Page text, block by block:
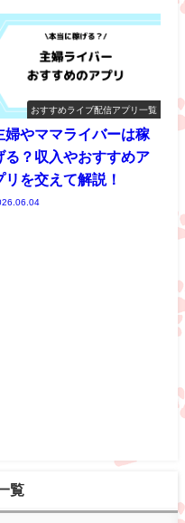
おすすめライブ配信アプリ一覧
婦やママライバーは稼
る？収入やおすすめア
リを交えて解説！
覧